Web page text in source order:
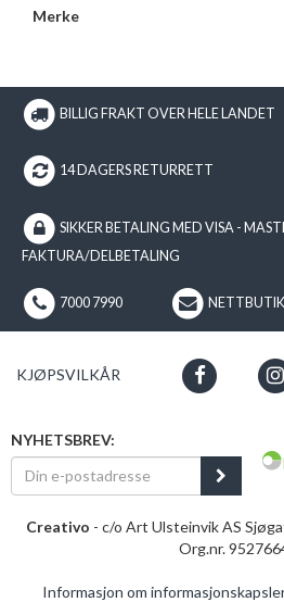
Merke
BILLIG FRAKT OVER HELE LANDET
14 DAGERS RETURRETT
SIKKER BETALING MED VISA -
FAKTURA/DELBETALING
7000 7990
KJØPSVILKÅR
NYHETSBREV:
Creativo - c/o Art Ulsteinvik AS
Org.nr.
Informasjon om